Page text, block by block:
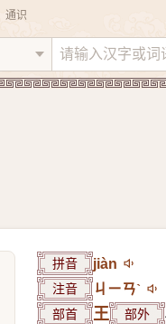
通识
拼音 jiàn
注音 ㄐㄧㄢˋ
部首 王 部外